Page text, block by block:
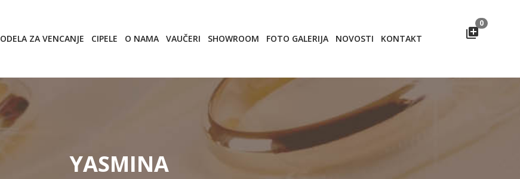
ODELA ZA VENCANJE CIPELE O NAMA VAUČERI SHOWROOM FOTO GALERIJA NOVOSTI KONTAKT
0
YASMINA